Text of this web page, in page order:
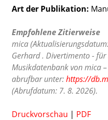
Art der Publikation
Empfohlene Zitierweise
mica
Gerhard . Divertimento -
Musikdatenbank von mica
abrufbar unter:https://
(Abrufdatum: 7. 8. 2026).
Druckvorschau | PDF